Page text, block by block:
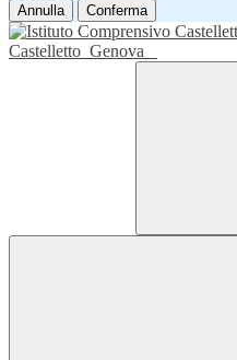
Annulla Conferma
Castelletto Genova